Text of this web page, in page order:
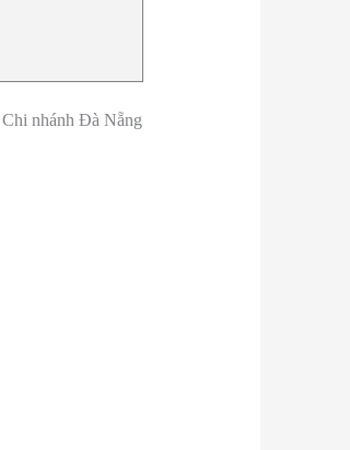
nhánh Đà Nẵng